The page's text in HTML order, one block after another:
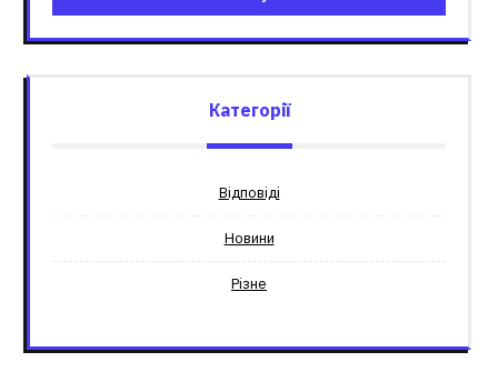
Категорії
Відповіді
Новини
Різне